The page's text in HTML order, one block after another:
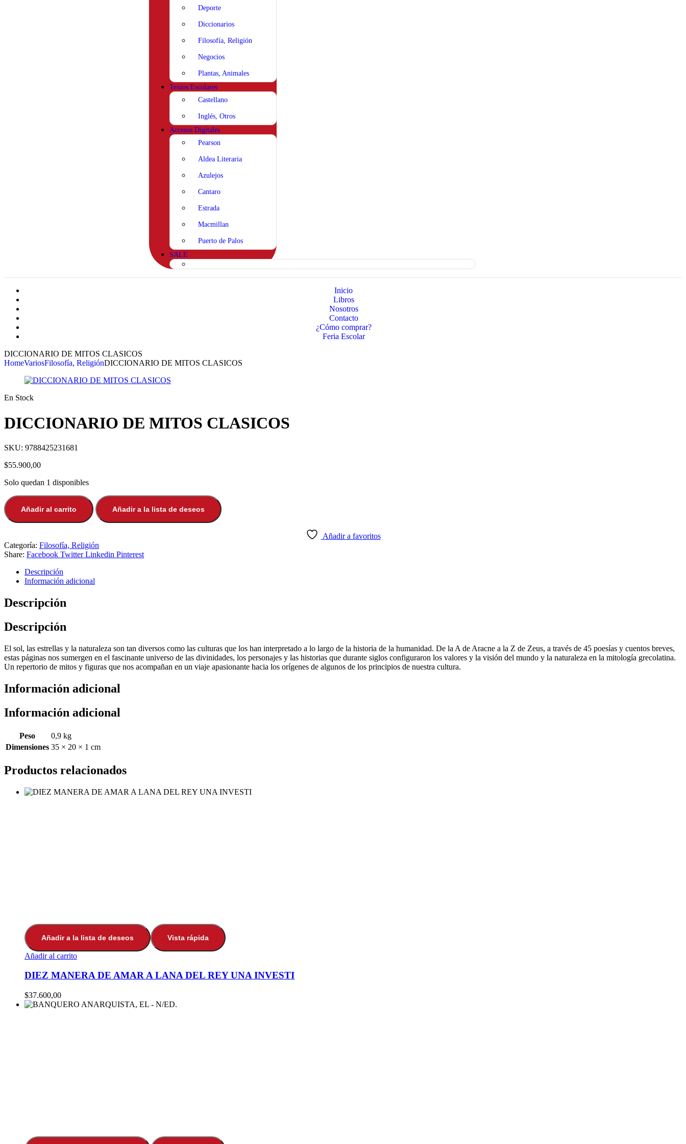
Deporte
Diccionarios
Filosofía, Religión
Negocios
Plantas, Animales
Textos Escolares
Castellano
Inglés, Otros
Accesos Digitales
Pearson
Aldea Literaria
Azulejos
Cantaro
Estrada
Macmillan
Puerto de Palos
SALE
Inicio
Libros
Nosotros
Contacto
¿Cómo comprar?
Feria Escolar
DICCIONARIO DE MITOS CLASICOS
HomeVariosFilosofía, ReligiónDICCIONARIO DE MITOS CLASICOS
En Stock
DICCIONARIO DE MITOS CLASICOS
SKU: 9788425231681
$55.900,00
Solo quedan 1 disponibles
Añadir al carrito Añadir a la lista de deseos
Añadir a favoritos
Categoría: Filosofía, Religión
Share: Facebook Twitter Linkedin Pinterest
Descripción
Información adicional
Descripción
Descripción
El sol, las estrellas y la naturaleza son tan diversos como las culturas que los han interpretado a lo largo de la historia de la humanidad. De la A de Aracne a la Z de Zeus, a través de 45 poesías y cuentos breves,
estas páginas nos sumergen en el fascinante universo de las divinidades, los personajes y las historias que durante siglos configuraron los valores y la visión del mundo y la naturaleza en la mitología grecolatina.
Un repertorio de mitos y figuras que nos acompañan en un viaje apasionante hacia los orígenes de algunos de los principios de nuestra cultura.
Información adicional
Información adicional
Peso
0,9 kg
Dimensiones 35 × 20 × 1 cm
Productos relacionados
Añadir a la lista de deseos Vista rápida
Añadir al carrito
DIEZ MANERA DE AMAR A LANA DEL REY UNA INVESTI
$37.600,00